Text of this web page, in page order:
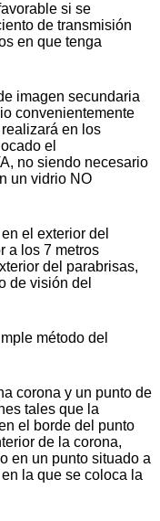
si se
de transmisión
en que tenga
imagen secundaria
convenientemente
en los
el
no siendo necesario
un vidrio NO
el exterior del
a los 7 metros
del parabrisas,
de visión del
método del
corona y un punto de
tales que la
el borde del punto
de la corona,
en un punto situado a
la que se coloca la